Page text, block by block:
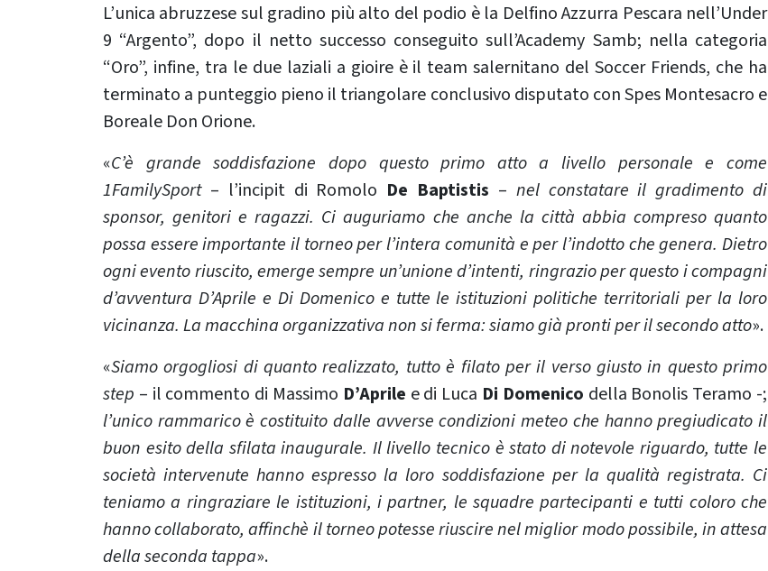
L’unica abruzzese sul gradino più alto del podio è la Delfino Azzurra Pescara nell’Under
9 “Argento”, dopo il netto successo conseguito sull’Academy Samb; nella categoria
“Oro”, infine, tra le due laziali a gioire è il team salernitano del Soccer Friends, che ha
terminato a punteggio pieno il triangolare conclusivo disputato con Spes Montesacro e
Boreale Don Orione.
«C’è grande soddisfazione dopo questo primo atto a livello personale e come
1FamilySport– l’incipit di Romolo De Baptistis – nel constatare il gradimento di
sponsor, genitori e ragazzi. Ci auguriamo che anche la città abbia compreso quanto
possa essere importante il torneo per l’intera comunità e per l’indotto che genera. Dietro
ogni evento riuscito, emerge sempre un’unione d’intenti, ringrazio per questo i compagni
d’avventura D’Aprile e Di Domenico e tutte le istituzioni politiche territoriali per la loro
vicinanza. La macchina organizzativa non si ferma: siamo già pronti per il secondo atto».
«Siamo orgogliosi di quanto realizzato, tutto è filato per il verso giusto in questo primo
step – il commento di Massimo D’Aprile e di Luca Di Domenico della Bonolis Teramo -;
l’unico rammarico è costituito dalle avverse condizioni meteo che hanno pregiudicato il
buon esito della sfilata inaugurale. Il livello tecnico è stato di notevole riguardo, tutte le
società intervenute hanno espresso la loro soddisfazione per la qualità registrata. Ci
teniamo a ringraziare le istituzioni, i partner, le squadre partecipanti e tutti coloro che
hanno collaborato, affinchè il torneo potesse riuscire nel miglior modo possibile, in attesa
della seconda tappa».